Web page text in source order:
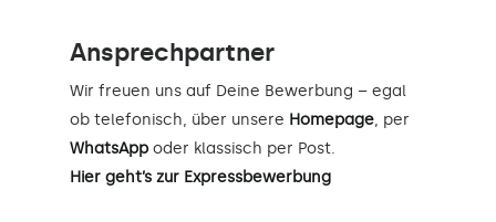
Ansprechpartner
Wir freuen uns auf Deine Bewerbung – egal
ob telefonisch, über unsere Homepage, per
WhatsApp oder klassisch per Post.
Hier geht’s zur Expressbewerbung